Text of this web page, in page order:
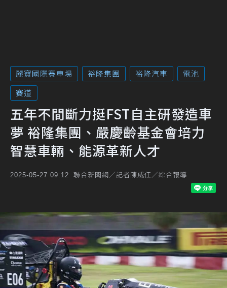
麗寶國際賽車場 裕隆集團 裕隆汽車
電池
賽道
五年不間斷力挺FST自主研發造車
夢 裕隆集團、嚴慶齡基金會培力
智慧車輛、能源革新人才
2025-05-27 09:12 聯合新聞網／記者陳威任／綜合報導